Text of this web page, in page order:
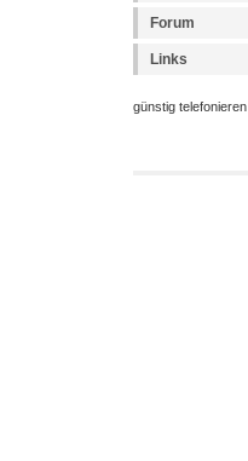
Forum
Links
günstig telefonieren